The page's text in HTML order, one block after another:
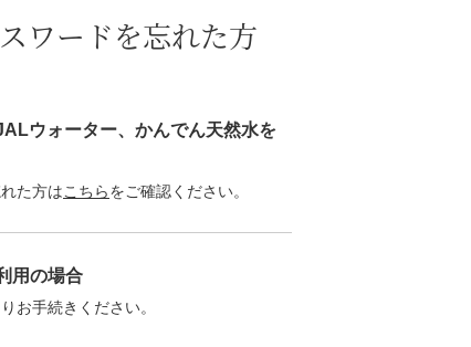
ワードを忘れた方
ウォーター、かんでん天然水を
た方はこちらをご確認ください。
用の場合
お手続きください。